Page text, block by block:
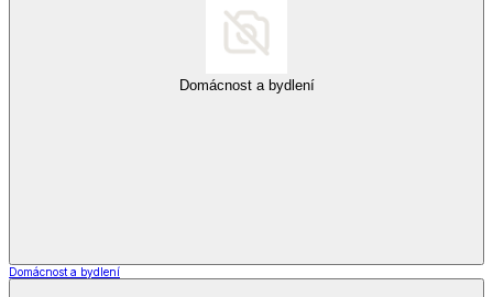
Domácnost a bydlení
Domácnost a bydlení